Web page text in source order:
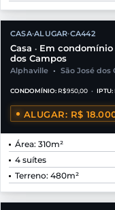
CASA•ALUGAR•CA442
Casa • Em condomínio
dos Campos
Alphaville • São José dos
CONDOMÍNIO: R$950,00 • IPTU:
ALUGAR: R$
Área: 310m²
4 suítes
Terreno: 480m²